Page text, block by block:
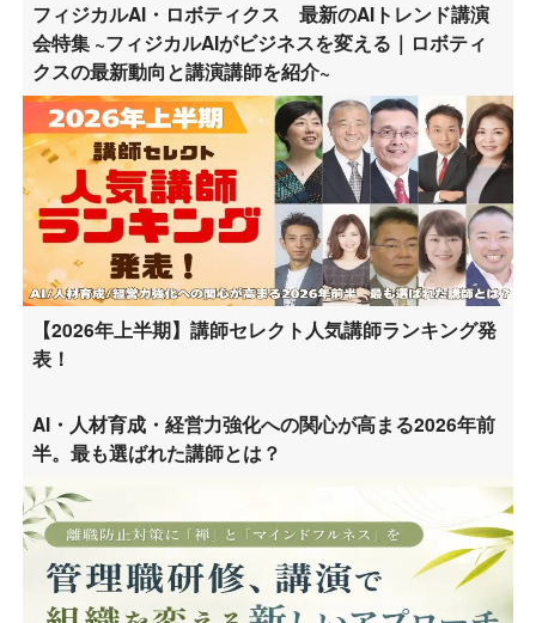
フィジカルAI・ロボティクス 最新のAIトレンド講演
会特集 ~フィジカルAIがビジネスを変える｜ロボティ
クスの最新動向と講演講師を紹介~
【2026年上半期】講師セレクト人気講師ランキング発
表！
AI・人材育成・経営力強化への関心が高まる2026年前
半。最も選ばれた講師とは？